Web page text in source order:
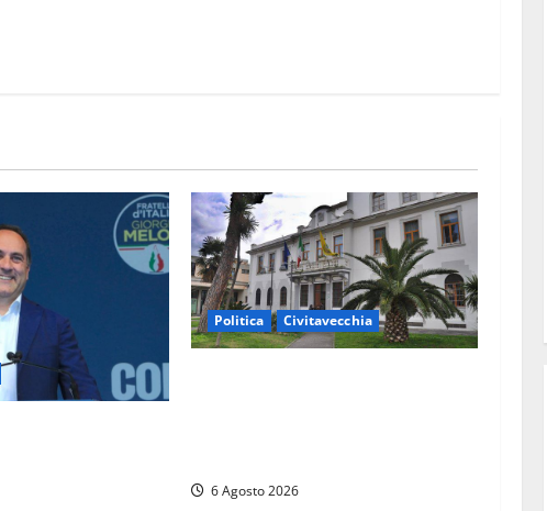
Politica Civitavecchia
6 Agosto 2026